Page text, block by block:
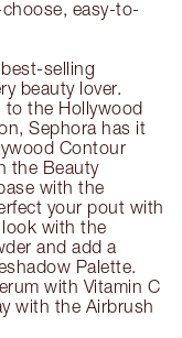
choose, easy-to-
selling
beauty lover.
to the Hollywood
Sephora has it
Contour
the Beauty
with the
your pout with
with the
and add a
Palette.
with Vitamin C
with the Airbrush